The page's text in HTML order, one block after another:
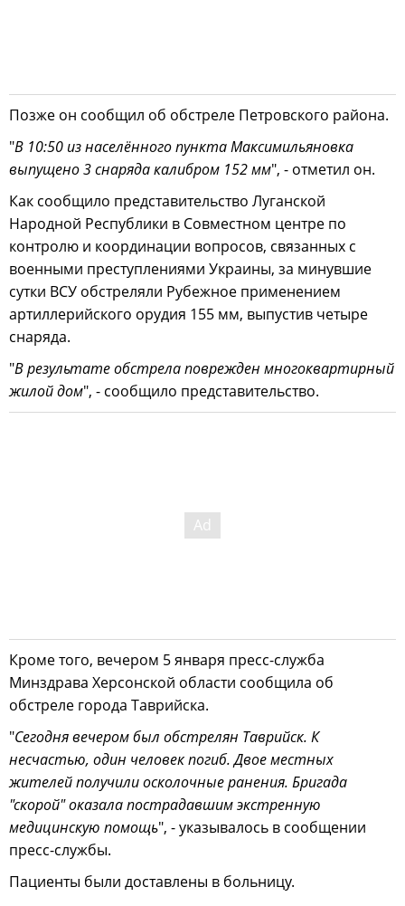
Позже он сообщил об обстреле Петровского района.
"В 10:50 из населённого пункта Максимильяновка
выпущено 3 снаряда калибром 152 мм", - отметил он.
Как сообщило представительство Луганской
Народной Республики в Совместном центре по
контролю и координации вопросов, связанных с
военными преступлениями Украины, за минувшие
сутки ВСУ обстреляли Рубежное применением
артиллерийского орудия 155 мм, выпустив четыре
снаряда.
"В результате обстрела поврежден многоквартирный
жилой дом", - сообщило представительство.
Кроме того, вечером 5 января пресс-служба
Минздрава Херсонской области сообщила об
обстреле города Таврийска.
"Сегодня вечером был обстрелян Таврийск. К
несчастью, один человек погиб. Двое местных
жителей получили осколочные ранения. Бригада
"скорой" оказала пострадавшим экстренную
медицинскую помощь", - указывалось в сообщении
пресс-службы.
Пациенты были доставлены в больницу.